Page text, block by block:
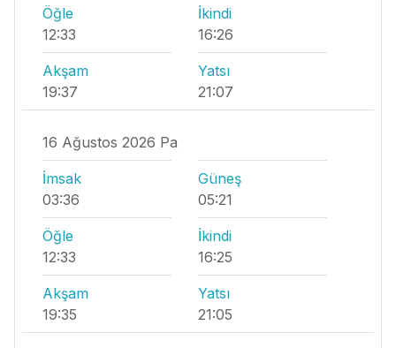
Öğle
12:33
İkindi
16:26
Akşam
19:37
Yatsı
21:07
16 Ağustos 2026 Pa
İmsak
03:36
Güneş
05:21
Öğle
12:33
İkindi
16:25
Akşam
19:35
Yatsı
21:05